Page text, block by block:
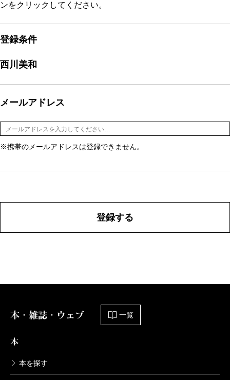
ンをクリックしてください。
登録条件
西川美和
メールアドレス
※携帯のメールアドレスは登録できません。
登録する
本・雑誌・ウェブ 一覧
本
本を探す